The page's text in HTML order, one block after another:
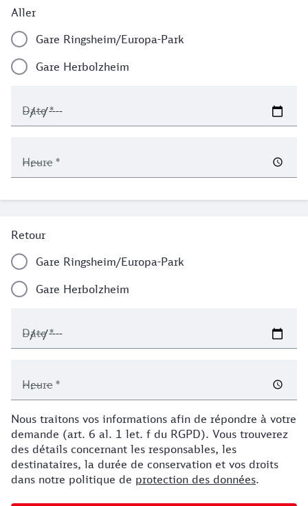
Hinfahrt
Aller
Gare Ringsheim/Europa-Park
Gare Herbolzheim
Date *
Heure *
Rückfahrt
Retour
Gare Ringsheim/Europa-Park
Gare Herbolzheim
Date *
Heure *
Nous traitons vos informations afin de répondre à votre
demande (art. 6 al. 1 let. f du RGPD). Vous trouverez
des détails concernant les responsables, les
destinataires, la durée de conservation et vos droits
dans notre politique de protection des données.